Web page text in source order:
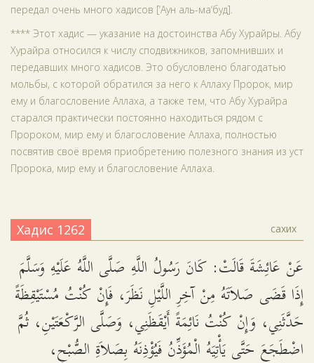
передал очень много хадисов [‘Аун аль-ма‘буд].
**** Этот хадис — указание на достоинства Абу Хурайры. Абу
Хурайра относился к числу сподвижников, запомнивших и
передавших много хадисов. Это обусловлено благодатью
мольбы, с которой обратился за него к Аллаху Пророк, мир
ему и благословение Аллаха, а также тем, что Абу Хурайра
старался практически постоянно находиться рядом с
Пророком, мир ему и благословение Аллаха, полностью
посвятив своё время приобретению полезного знания из уст
Пророка, мир ему и благословение Аллаха.
Хадис 1262 сахих
عَنْ عَائِشَةَ قَالَتْ: كَانَ رَسُولُ اللَّهِ صَلَّى اللَّهُ عَلَيْهِ وَسَلَّمَ
إِذَا قَضَى صَلاَتَهُ مِنْ آخِرِ اللَّيْلِ نَظَرَ، فَإِنْ كُنْتُ مُسْتَيْقِظَةً
حَدَّثَنِي، وَإِنْ كُنْتُ نَائِمَةً أَيْقَظَنِي، وَصَلَّى الرَّكْعَتَيْنِ، ثُمَّ
اضْطَجَعَ حَتَّى يَأْتِيَهُ الْمُؤَذِّنُ فَيُؤْذِنَهُ بِصَلاَةِ الصُّبْحِ،